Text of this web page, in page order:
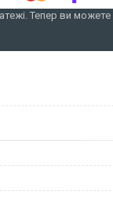
Тепер ви